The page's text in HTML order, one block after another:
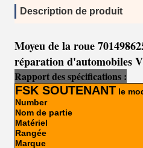
Description de produit
Moyeu de la roue
réparation d'automobiles
Rapport des spécifications :
FSK SOUTENANT le
Number
Nom de partie
Matériel
Rangée
Marque